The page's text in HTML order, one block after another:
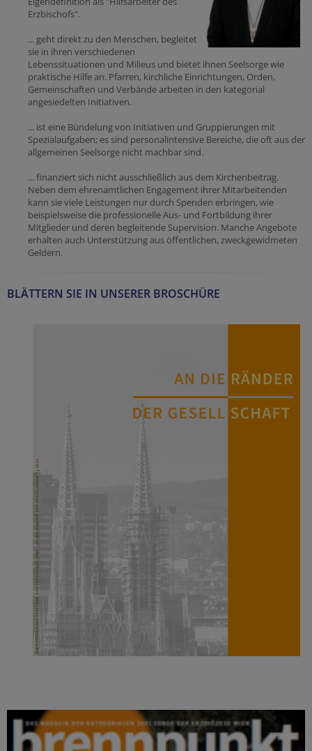
Erzbischofs".
... geht direkt zu den Menschen, begleitet
sie in ihren verschiedenen
Lebenssituationen und Milieus und bietet ihnen Seelsorge wie
praktische Hilfe an. Pfarren, kirchliche Einrichtungen, Orden,
Gemeinschaften und Verbände arbeiten in den kategorial
angesiedelten Initiativen.
... ist eine Bündelung von Initiativen und Gruppierungen mit
Spezialaufgaben; es sind personalintensive Bereiche, die oft aus der
allgemeinen Seelsorge nicht machbar sind.
... finanziert sich nicht ausschließlich aus dem Kirchenbeitrag.
Neben dem ehrenamtlichen Engagement ihrer Mitarbeitenden
kann sie viele Leistungen nur durch Spenden erbringen, wie
beispielsweise die professionelle Aus- und Fortbildung ihrer
Mitglieder und deren begleitende Supervision. Manche Angebote
erhalten auch Unterstützung aus öffentlichen, zweckgewidmeten
Geldern.
BLÄTTERN SIE IN UNSERER BROSCHÜRE